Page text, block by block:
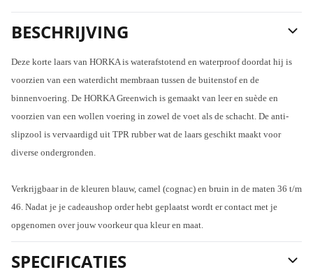
BESCHRIJVING
Deze korte laars van HORKA is waterafstotend en waterproof doordat hij is
voorzien van een waterdicht membraan tussen de buitenstof en de
binnenvoering. De HORKA Greenwich is gemaakt van leer en suède en
voorzien van een wollen voering in zowel de voet als de schacht. De anti-
slipzool is vervaardigd uit TPR rubber wat de laars geschikt maakt voor
diverse ondergronden.
Verkrijgbaar in de kleuren blauw, camel (cognac) en bruin in de maten 36 t/m
46. Nadat je je cadeaushop order hebt geplaatst wordt er contact met je
opgenomen over jouw voorkeur qua kleur en maat.
SPECIFICATIES